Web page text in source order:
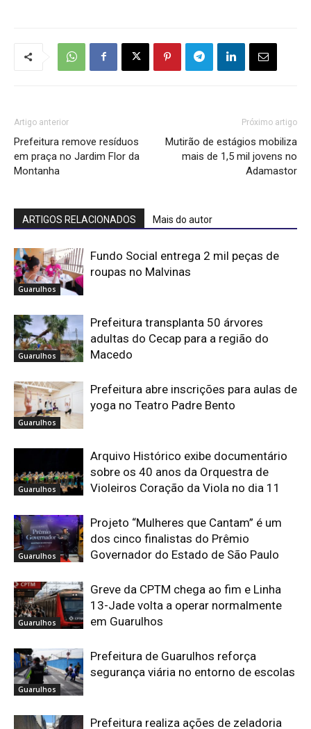
Artigo anterior
Prefeitura remove resíduos
em praça no Jardim Flor da
Montanha
Próximo artigo
Mutirão de estágios mobiliza
mais de 1,5 mil jovens no
Adamastor
ARTIGOS RELACIONADOS Mais do autor
Guarulhos
Fundo Social entrega 2 mil peças de
roupas no Malvinas
Guarulhos
Prefeitura transplanta 50 árvores
adultas do Cecap para a região do
Macedo
Guarulhos
Prefeitura abre inscrições para aulas de
yoga no Teatro Padre Bento
Guarulhos
Arquivo Histórico exibe documentário
sobre os 40 anos da Orquestra de
Violeiros Coração da Viola no dia 11
Guarulhos
Projeto “Mulheres que Cantam” é um
dos cinco finalistas do Prêmio
Governador do Estado de São Paulo
Guarulhos
Greve da CPTM chega ao fim e Linha
13-Jade volta a operar normalmente
em Guarulhos
Guarulhos
Prefeitura de Guarulhos reforça
segurança viária no entorno de escolas
Prefeitura realiza ações de zeladoria